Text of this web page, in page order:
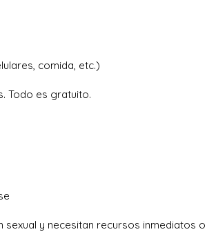
comida, etc.)
Todo es gratuito.
y necesitan recursos inmediatos